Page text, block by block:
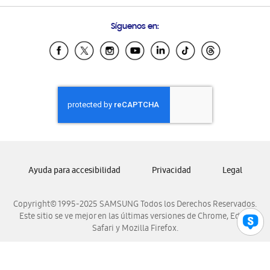
Samsung Ecuador
Samsung El Salvador
Samsung Honduras
Samsung Nicaragua
Samsung Panamá
Samsung Venezuela
Síguenos en:
Copyright© 1995-2025 SAMSUNG Todos los Derechos Reservados.
Este sitio se ve mejor en las últimas versiones de Chrome, Edge,
Safari y Mozilla Firefox.
Ayuda para accesibilidad Privacidad Legal